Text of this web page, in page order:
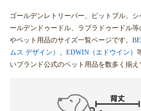
ゴールデンレトリーバー、ピットブル、
ールデンドゥードル、ラブラドゥードル
やペット用品のサイズ一覧ページです。
ムス デザイン） 、 EDWIN（エドウイン）
いブランド公式のペット用品を数多く揃え